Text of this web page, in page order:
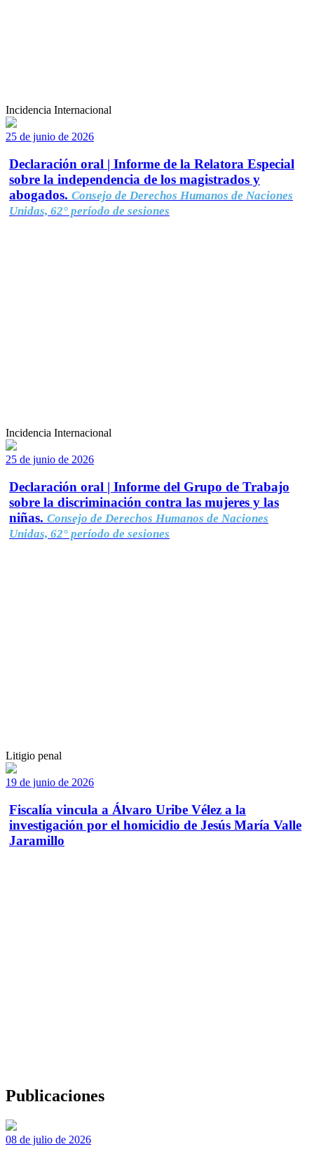
Incidencia Internacional
25 de junio de 2026
Declaración oral | Informe de la Relatora Especial
sobre la independencia de los magistrados y
abogados. Consejo de Derechos Humanos de Naciones
Unidas, 62° período de sesiones
Incidencia Internacional
25 de junio de 2026
Declaración oral | Informe del Grupo de Trabajo
sobre la discriminación contra las mujeres y las
niñas. Consejo de Derechos Humanos de Naciones
Unidas, 62° período de sesiones
Litigio penal
19 de junio de 2026
Fiscalía vincula a Álvaro Uribe Vélez a la
investigación por el homicidio de Jesús María Valle
Jaramillo
Publicaciones
08 de julio de 2026